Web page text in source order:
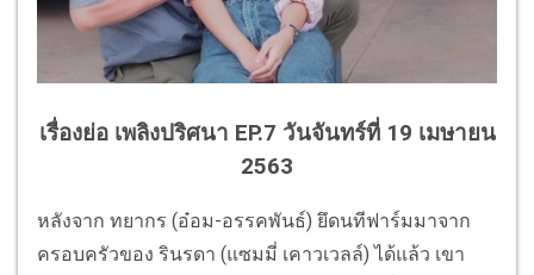
เรื่องย่อ เพลิงปริศนา EP.7 วันจันทร์ที่ 19 เมษายน
2563
หลังจาก ทยากร (อ๋อม-อรรคพันธ์) ยึดนทีฟาร์มมาจาก
ครอบครัวของ รินรดา (แซมมี่ เคาวเวลล์) ได้แล้ว เขา